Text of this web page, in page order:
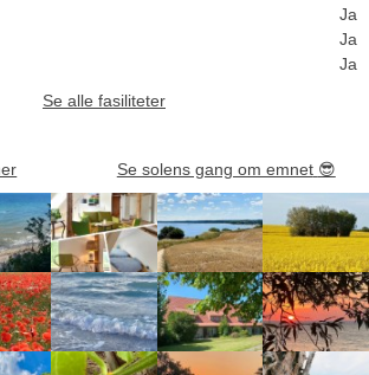
Ja
Ja
Ja
Se alle fasiliteter
Se solens gang om emnet 😎